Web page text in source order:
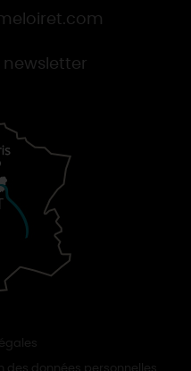
newsletter